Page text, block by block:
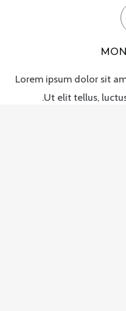
Lorem ipsum dolor sit
Ut elit tellus,